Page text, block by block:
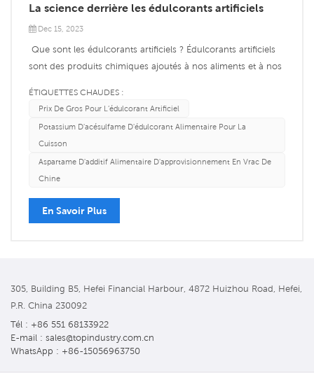
La science derrière les édulcorants artificiels
Dec 15, 2023
Que sont les édulcorants artificiels ? Édulcorants artificiels
sont des produits chimiques ajoutés à nos aliments et à nos
ÉTIQUETTES CHAUDES :
Prix De Gros Pour L’édulcorant Artificiel
Potassium D'acésulfame D'édulcorant Alimentaire Pour La
Cuisson
Aspartame D'additif Alimentaire D'approvisionnement En Vrac De
Chine
En Savoir Plus
305, Building B5, Hefei Financial Harbour, 4872 Huizhou Road, Hefei,
P.R. China 230092
Tél : +86 551 68133922
E-mail : sales@topindustry.com.cn
WhatsApp : +86-15056963750